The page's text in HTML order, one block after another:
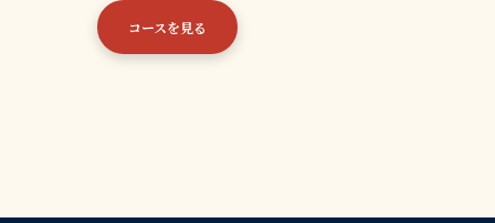
コースを見る